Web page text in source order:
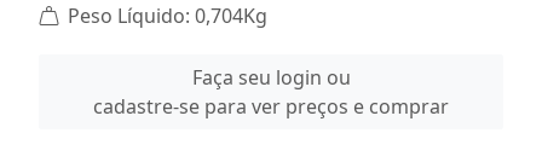
Peso Líquido: 0,704Kg
Faça seu login ou
cadastre-se para ver preços e comprar